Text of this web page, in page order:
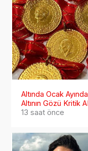
Altında Ocak
Altının Gözü Kritik
13 saat önce